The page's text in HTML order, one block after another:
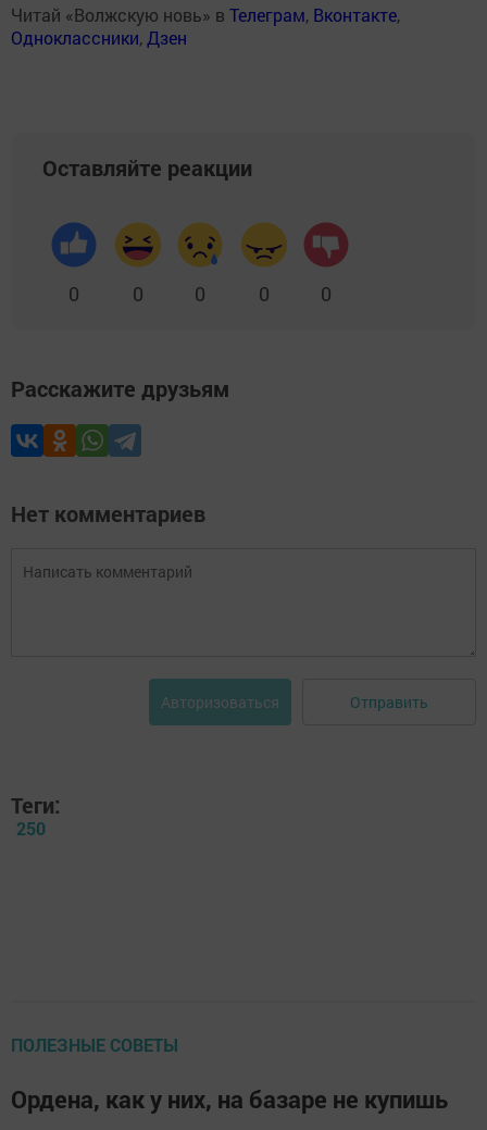
Читай «Волжскую новь» в Телеграм, Вконтакте,
Одноклассники, Дзен
Оставляйте реакции
0 0 0 0 0
Расскажите друзьям
Нет комментариев
Авторизоваться Отправить
Теги:
250
ПОЛЕЗНЫЕ СОВЕТЫ
Ордена, как у них, на базаре не купишь